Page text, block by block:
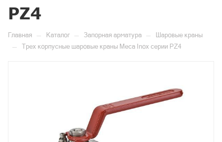
PZ4
Главная — Каталог — Запорная арматура — Шаровые краны
— Трех корпусные шаровые краны Meca Inox серии PZ4